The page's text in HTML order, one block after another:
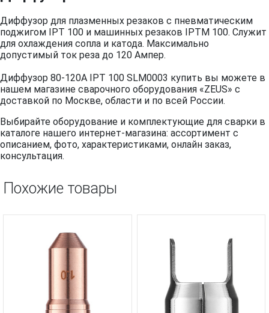
Диффузор для плазменных резаков с пневматическим
поджигом IPT 100 и машинных резаков IPTM 100. Служит
для охлаждения сопла и катода. Максимально
допустимый ток реза до 120 Ампер.
Диффузор 80-120A IPT 100 SLM0003 купить вы можете в
нашем магазине сварочного оборудования «ZEUS» с
доставкой по Москве, области и по всей России.
Выбирайте оборудование и комплектующие для сварки в
каталоге нашего интернет-магазина: ассортимент с
описанием, фото, характеристиками, онлайн заказ,
консультация.
Похожие товары